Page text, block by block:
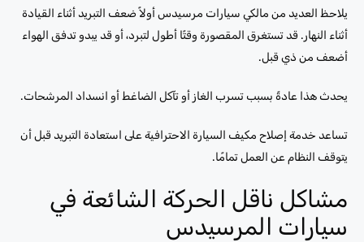
يلاحظ العديد من مالكي سيارات مرسيدس أولاً ضعف التبريد أثناء القيادة
أثناء النهار. قد تستغرق المقصورة وقتًا أطول لتبرد، أو قد يبدو تدفق الهواء
أضعف من ذي قبل.
يحدث هذا عادةً بسبب تسرب الغاز أو تآكل الضاغط أو انسداد المرشحات.
تساعد خدمة إصلاح مكيف السيارة الاحترافية على استعادة التبريد قبل أن
يتوقف النظام عن العمل تمامًا.
مشاكل ناقل الحركة الشائعة في
سيارات المرسيدس